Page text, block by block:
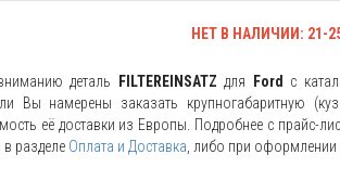
НЕТ В НАЛИЧИИ: 21-
деталь FILTEREINSATZ для Ford
с
Вы намерены заказать крупногабаритную
её доставки из Европы. Подробнее с прайс-
разделе Оплата и Доставка , либо при оформлении